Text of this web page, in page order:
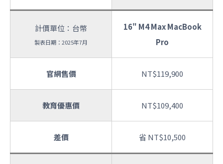
計價單位：台幣
製表日期：2025年7月
16" M4 Max MacBook
Pro
官網售價 NT$119,900
教育優惠價 NT$109,400
差價 省 NT$10,500